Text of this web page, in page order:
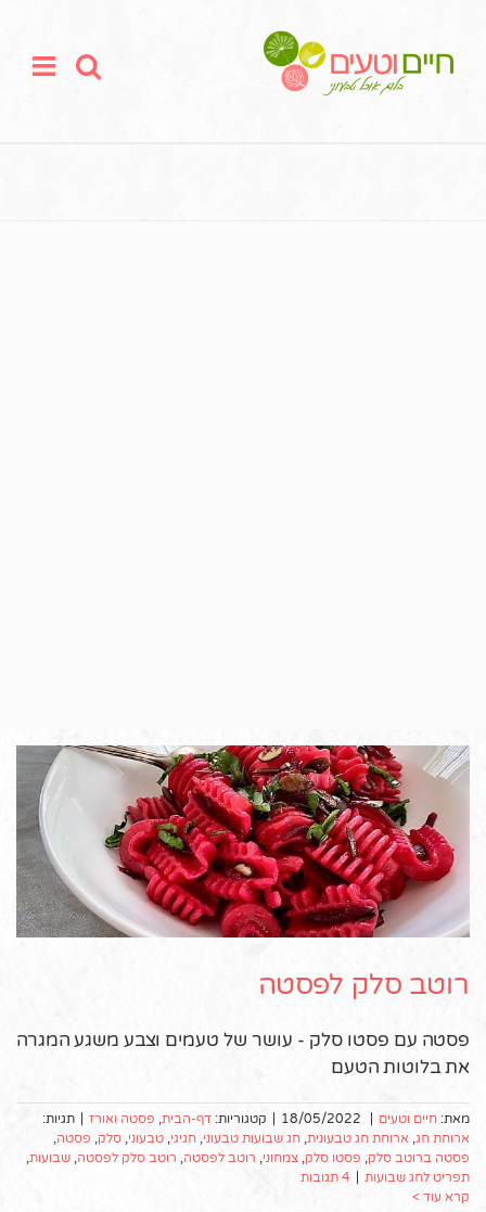
רוטב סלק לפסטה
פסטה עם פסטו סלק - עושר של טעמים וצבע משגע המגרה
את בלוטות הטעם
מאת: חיים וטעים 18/05/2022 קטגוריות: דף-הבית, פסטה ואורז
תגיות:
ארוחת חג, ארוחת חג טבעונית, חג שבועות טבעוני, חגיגי, טבעוני, סלק, פסטה,
פסטה ברוטב סלק, פסטו סלק, צמחוני, רוטב לפסטה, רוטב סלק לפסטה, שבועות,
תפריט לחג שבועות
4 תגובות
קרא עוד >